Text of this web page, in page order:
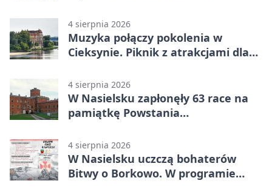
4 sierpnia 2026
Muzyka połączy pokolenia w
Cieksynie. Piknik z atrakcjami dla
4 sierpnia 2026
W Nasielsku zapłonęły 63 race na
pamiątkę Powstania
4 sierpnia 2026
W Nasielsku uczczą bohaterów
Bitwy o Borkowo. W programie